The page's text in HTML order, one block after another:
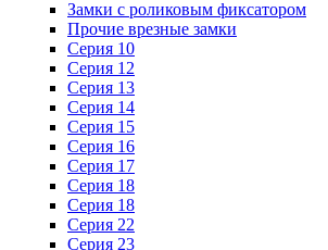
Замки с роликовым фиксатором
Прочие врезные замки
Серия 10
Серия 12
Серия 13
Серия 14
Серия 15
Серия 16
Серия 17
Серия 18
Серия 18
Серия 22
Серия 23